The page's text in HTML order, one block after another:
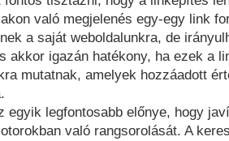
való megjelenés egy-egy link
a saját weboldalunkra, de
akkor igazán hatékony, ha ezek a
mutatnak, amelyek hozzáadott
egyik legfontosabb előnye, hogy
való rangsorolását. A